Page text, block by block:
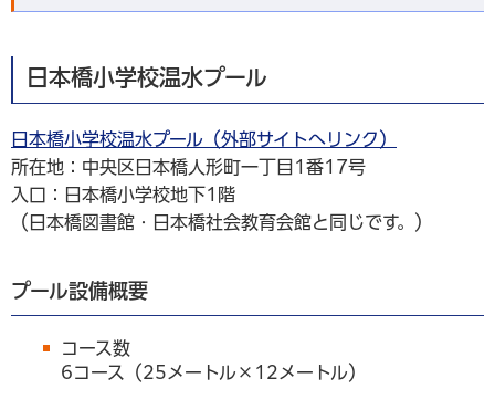
日本橋小学校温水プール
日本橋小学校温水プール（外部サイトへリンク）
所在地：中央区日本橋人形町一丁目1番17号
入口：日本橋小学校地下1階
（日本橋図書館・日本橋社会教育会館と同じです。）
プール設備概要
コース数
6コース（25メートル×12メートル）